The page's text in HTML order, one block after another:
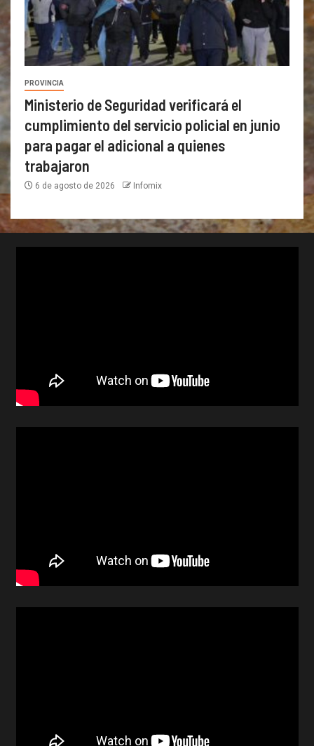
PROVINCIA
Ministerio de Seguridad verificará el
cumplimiento del servicio policial en junio
para pagar el adicional a quienes
trabajaron
6 de agosto de 2026 Infomix